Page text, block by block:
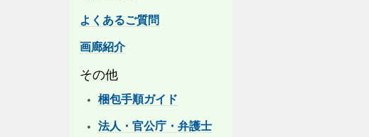
よくあるご質問
画廊紹介
その他
梱包手順ガイド
法人・官公庁・弁護士